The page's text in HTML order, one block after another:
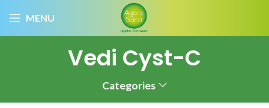
MENU
Vedi Cyst-C
Categories